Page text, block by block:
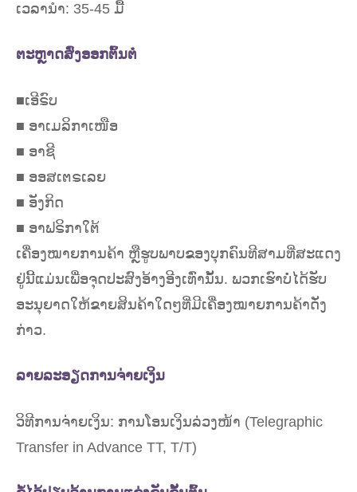
ເວລານໍາ: 35-45 ມື້
ຕະຫຼາດສົ່ງອອກຕົ້ນຕໍ
■ເອີຣົບ
■ ອາເມລິກາເໜືອ
■ ອາຊີ
■ ອອສເຕຣເລຍ
■ ອັງກິດ
■ ອາຟຣິກາໃຕ້
ເຄື່ອງໝາຍການຄ້າ ຫຼືຮູບພາບຂອງບຸກຄົນທີສາມທີ່ສະແດງ
ຢູ່ນີ້ແມ່ນເພື່ອຈຸດປະສົງອ້າງອີງເທົ່ານັ້ນ. ພວກເຮົາບໍ່ໄດ້ຮັບ
ອະນຸຍາດໃຫ້ຂາຍສິນຄ້າໃດໆທີ່ມີເຄື່ອງໝາຍການຄ້າດັ່ງ
ກ່າວ.
ລາຍລະອຽດການຈ່າຍເງິນ
ວິທີການຈ່າຍເງິນ: ການໂອນເງິນລ່ວງໜ້າ (Telegraphic
Transfer in Advance TT, T/T)